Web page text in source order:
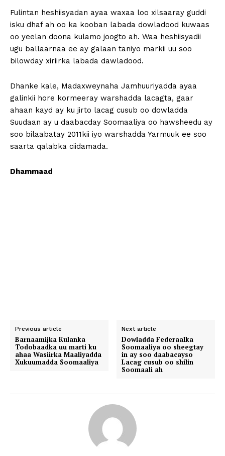
Fulintan heshiisyadan ayaa waxaa loo xilsaaray guddi
isku dhaf ah oo ka kooban labada dowladood kuwaas
oo yeelan doona kulamo joogto ah. Waa heshiisyadii
ugu ballaarnaa ee ay galaan taniyo markii uu soo
bilowday xiriirka labada dawladood.
Dhanke kale, Madaxweynaha Jamhuuriyadda ayaa
galinkii hore kormeeray warshadda lacagta, gaar
ahaan kayd ay ku jirto lacag cusub oo dowladda
Suudaan ay u daabacday Soomaaliya oo hawsheedu ay
soo bilaabatay 2011kii iyo warshadda Yarmuuk ee soo
saarta qalabka ciidamada.
Dhammaad
Previous article
Barnaamijka Kulanka
Todobaadka uu marti ku
ahaa Wasiirka Maaliyadda
Xukuumadda Soomaaliya
Next article
Dowladda Federaalka
Soomaaliya oo sheegtay
in ay soo daabacayso
Lacag cusub oo shilin
Soomaali ah